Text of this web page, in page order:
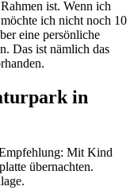
ist. Wenn ich
ich nicht noch 10
eine persönliche
Das ist nämlich das
in
Mit Kind
übernachten.